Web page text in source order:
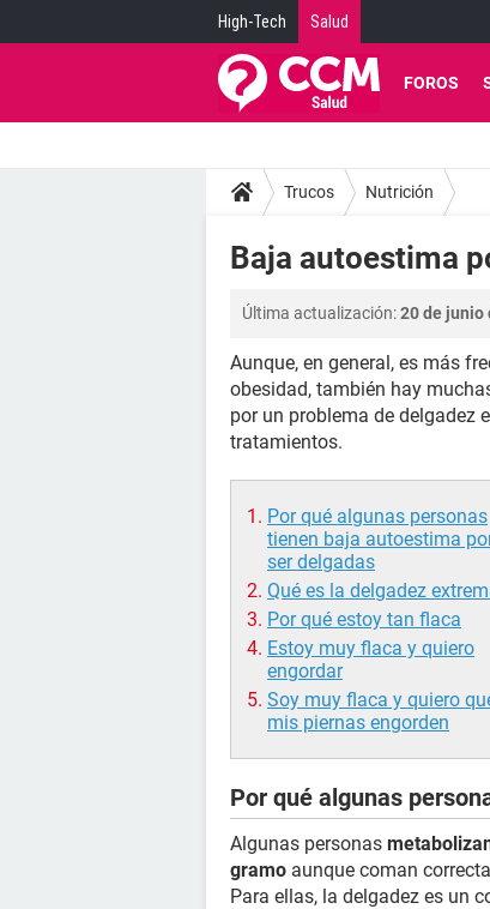
High-Tech Salud
FOROS
Trucos Nutrición
Baja autoestima
Última actualización:20 de junio
Aunque, en general, es más
obesidad, también hay
por un problema de delgadez
tratamientos.
Por qué algunas personas
tienen baja autoestima
ser delgadas
Qué es la delgadez
Por qué estoy tan flaca
Estoy muy flaca y quiero
engordar
Soy muy flaca y quiero
mis piernas engorden
Por qué algunas
Algunas personas
gramo aunque coman
Para ellas, la delgadez es un